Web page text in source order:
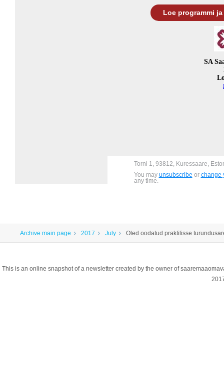
Loe programmi
SA
Torni 1, 93812, Kuressaare,
You may unsubscribe or change
any time.
Archive main page 2017 July Oled oodatud praktilisse
This is an online snapshot of a newsletter created by the owner of